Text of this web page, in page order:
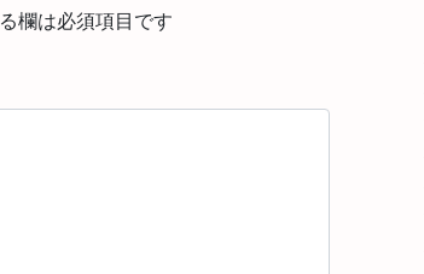
欄は必須項目です